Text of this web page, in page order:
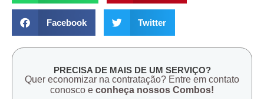
Facebook Twitter
PRECISA DE MAIS DE UM SERVIÇO?
Quer economizar na contratação? Entre em contato
conosco e conheça nossos Combos!